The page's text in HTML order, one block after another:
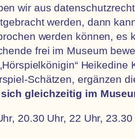
wir aus
werden, dann
werden können,
frei im Museum
Heikedine
Schätzen, ergänzen
gleichzeitig im
20.30 Uhr, 22 Uhr, 23.30